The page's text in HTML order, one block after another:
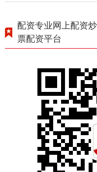
配资专业网上配资
票配资平台